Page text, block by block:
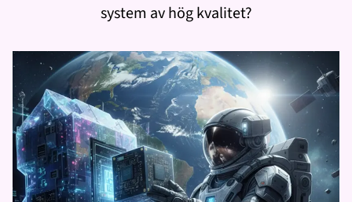
system av hög kvalitet?